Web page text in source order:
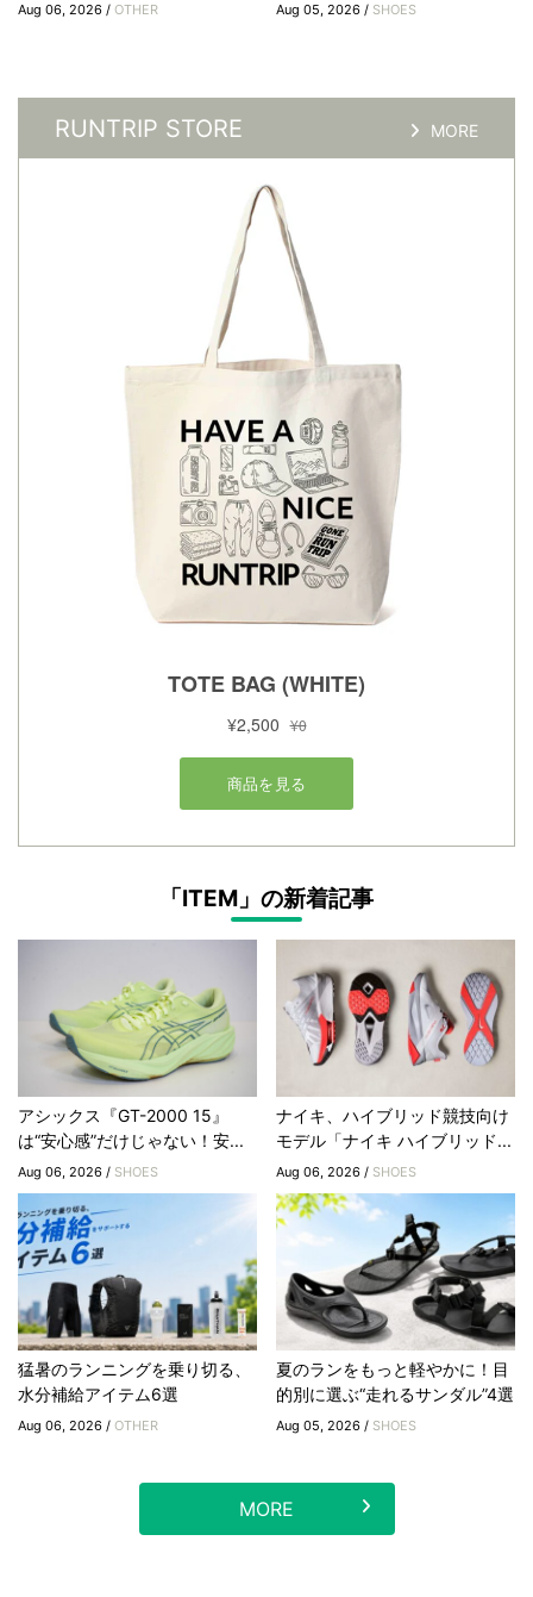
Aug 06, 2026 / OTHER Aug 05, 2026 / SHOES
RUNTRIP STORE MORE
「ITEM」の新着記事
アシックス『GT-2000 15』
は“安心感”だけじゃない！安...
Aug 06, 2026 / SHOES
ナイキ、ハイブリッド競技向け
モデル「ナイキ ハイブリッド...
Aug 06, 2026 / SHOES
猛暑のランニングを乗り切る、
水分補給アイテム6選
Aug 06, 2026 / OTHER
夏のランをもっと軽やかに！目
的別に選ぶ“走れるサンダル”4選
Aug 05, 2026 / SHOES
MORE